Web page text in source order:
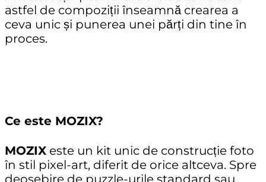
astfel de compoziții înseamnă crearea a
ceva unic și punerea unei părți din tine în
proces.
Ce este MOZIX?
MOZIX este un kit unic de construcție foto
în stil pixel-art, diferit de orice altceva. Spre